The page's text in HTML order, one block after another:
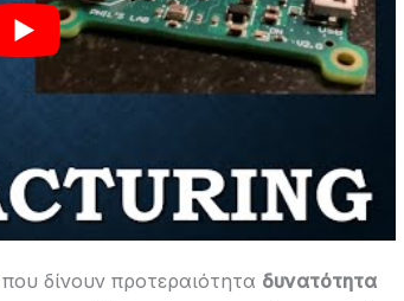
που δίνουν προτεραιότητα δυνατότητα